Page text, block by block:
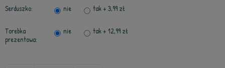
Serduszko: nie tak+ 3,99 zł
Torebka
prezentowa:
nie tak+ 12,99 zł